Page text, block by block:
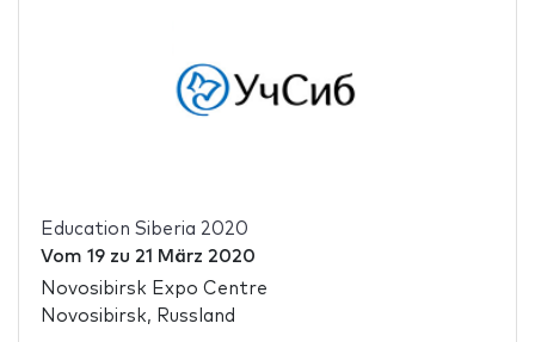
Education Siberia 2020
Vom 19zu 21 März 2020
Novosibirsk Expo Centre
Novosibirsk, Russland